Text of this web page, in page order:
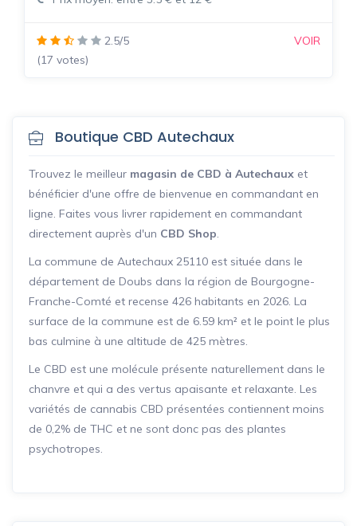
Boutique CBD Autechaux
Trouvez le meilleur magasin de CBD à Autechaux et
bénéficier d'une offre de bienvenue en commandant en
ligne. Faites vous livrer rapidement en commandant
directement auprès d'un CBD Shop
La commune de Autechaux 25110 est située dans le
département de Doubs dans la région de Bourgogne-
Franche-Comté et recense 426 habitants en 2026. La
surface de la commune est de 6.59 km² et le point le plus
bas culmine à une altitude de 425 mètres.
Le CBD est une molécule présente naturellement dans le
chanvre et qui a des vertus apaisante et relaxante. Les
variétés de cannabis CBD présentées contiennent moins
de 0,2% de THC et ne sont donc pas des plantes
psychotropes.
2.5/5
(17 votes)
VOIR